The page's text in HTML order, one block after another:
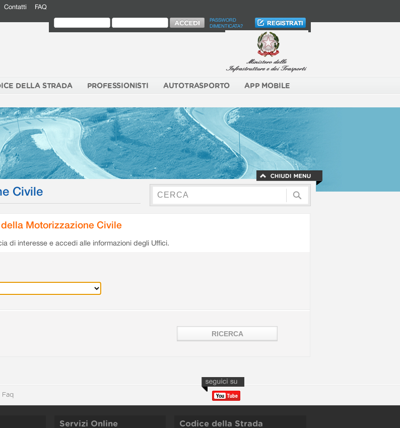
Contatti FAQ
PASSWORD
DIMENTICATA?
DELLA STRADA PROFESSIONISTI AUTOTRASPORTO APP MOBILE
Civile
Motorizzazione Civile
di interesse e accedi alle informazioni degli Uffici.
Faq
Servizi Online Codice della Strada